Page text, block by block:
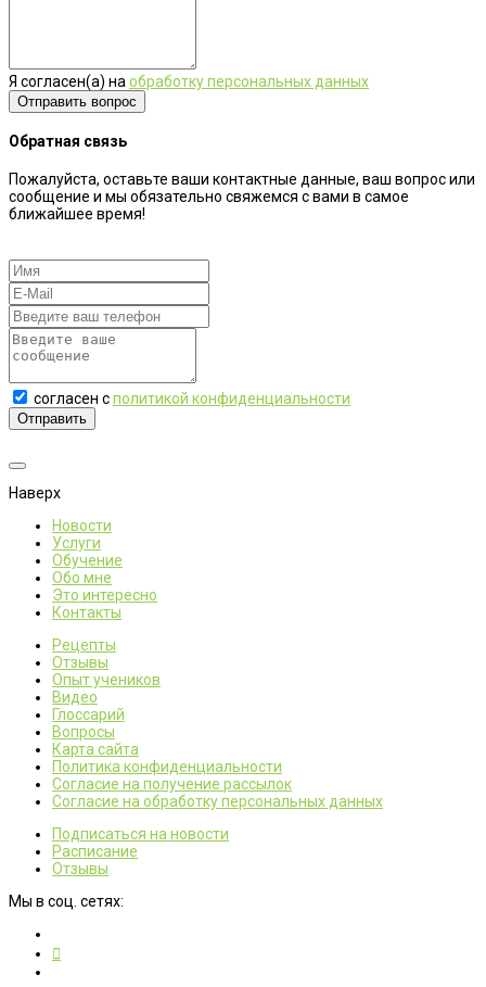
Я согласен(а) на обработку персональных данных
Обратная связь
Пожалуйста, оставьте ваши контактные данные, ваш вопрос или
сообщение и мы обязательно свяжемся с вами в самое
ближайшее время!
согласен сполитикой конфиденциальности
Отправить
Наверх
Новости
Услуги
Обучение
Обо мне
Это интересно
Контакты
Рецепты
Отзывы
Опыт учеников
Видео
Глоссарий
Вопросы
Карта сайта
Политика конфиденциальности
Согласие на получение рассылок
Согласие на обработку персональных данных
Подписаться на новости
Расписание
Отзывы
Мы в соц. сетях: